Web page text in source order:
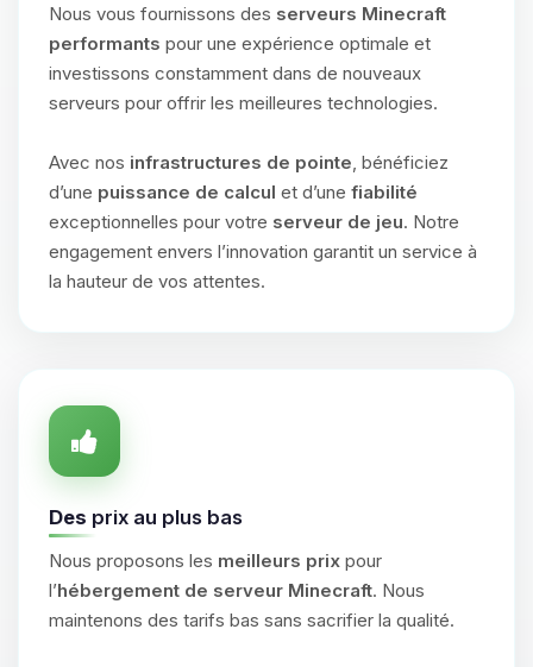
Nous vous fournissons des serveurs Minecraft
performants pour une expérience optimale et
investissons constamment dans de nouveaux
serveurs pour offrir les meilleures technologies.
Avec nos infrastructures de pointe, bénéficiez
d’une puissance de calcul et d’une fiabilité
exceptionnelles pour votre serveur de jeu. Notre
engagement envers l’innovation garantit un service à
la hauteur de vos attentes.
Des prix au plus bas
Nous proposons les meilleurs prix pour
l’hébergement de serveur Minecraft. Nous
maintenons des tarifs bas sans sacrifier la qualité.